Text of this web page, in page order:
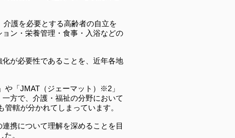
護を必要とする高齢者の自立を
ン・栄養管理・食事・入浴などの
が必要性であることを、近年各地
「JMAT（ジェーマット）※2」
方で、介護・福祉の分野において
轄が分かれてしまっています。
携について理解を深めることを目
た。